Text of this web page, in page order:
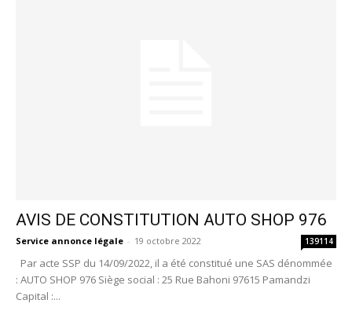
AVIS DE CONSTITUTION AUTO SHOP 976
Service annonce légale - 19 octobre 2022 139114
Par acte SSP du 14/09/2022, il a été constitué une SAS dénommée
: AUTO SHOP 976 Siège social : 25 Rue Bahoni 97615 Pamandzi
Capital :...